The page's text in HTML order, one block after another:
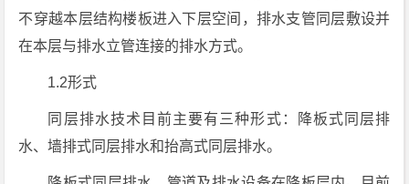
不穿越本层结构楼板进入下层空间，排水支管同层敷设并
在本层与排水立管连接的排水方式。
1.2形式
同层排水技术目前主要有三种形式：降板式同层排
水、墙排式同层排水和抬高式同层排水。